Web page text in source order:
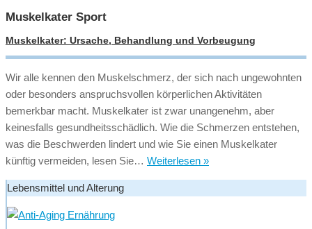
Muskelkater Sport
Muskelkater: Ursache, Behandlung und Vorbeugung
Wir alle kennen den Muskelschmerz, der sich nach ungewohnten
oder besonders anspruchsvollen körperlichen Aktivitäten
bemerkbar macht. Muskelkater ist zwar unangenehm, aber
keinesfalls gesundheitsschädlich. Wie die Schmerzen entstehen,
was die Beschwerden lindert und wie Sie einen Muskelkater
künftig vermeiden, lesen Sie… Weiterlesen »Muskelkater:
Ursache,
Behandlung
Lebensmittel und Alterung